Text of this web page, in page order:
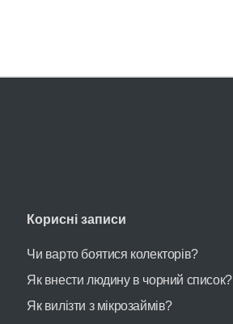
Корисні записи
Чи варто боятися колекторів?
Як внести людину в чорний список?
Як вилізти з мікрозаймів?